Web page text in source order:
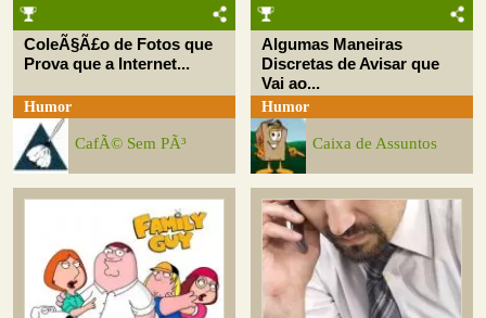
ColeÃ§Ã£o de Fotos que
Prova que a Internet...
Humor
CafÃ© Sem PÃ³
Algumas Maneiras
Discretas de Avisar que
Vai ao...
Humor
Caixa de Assuntos